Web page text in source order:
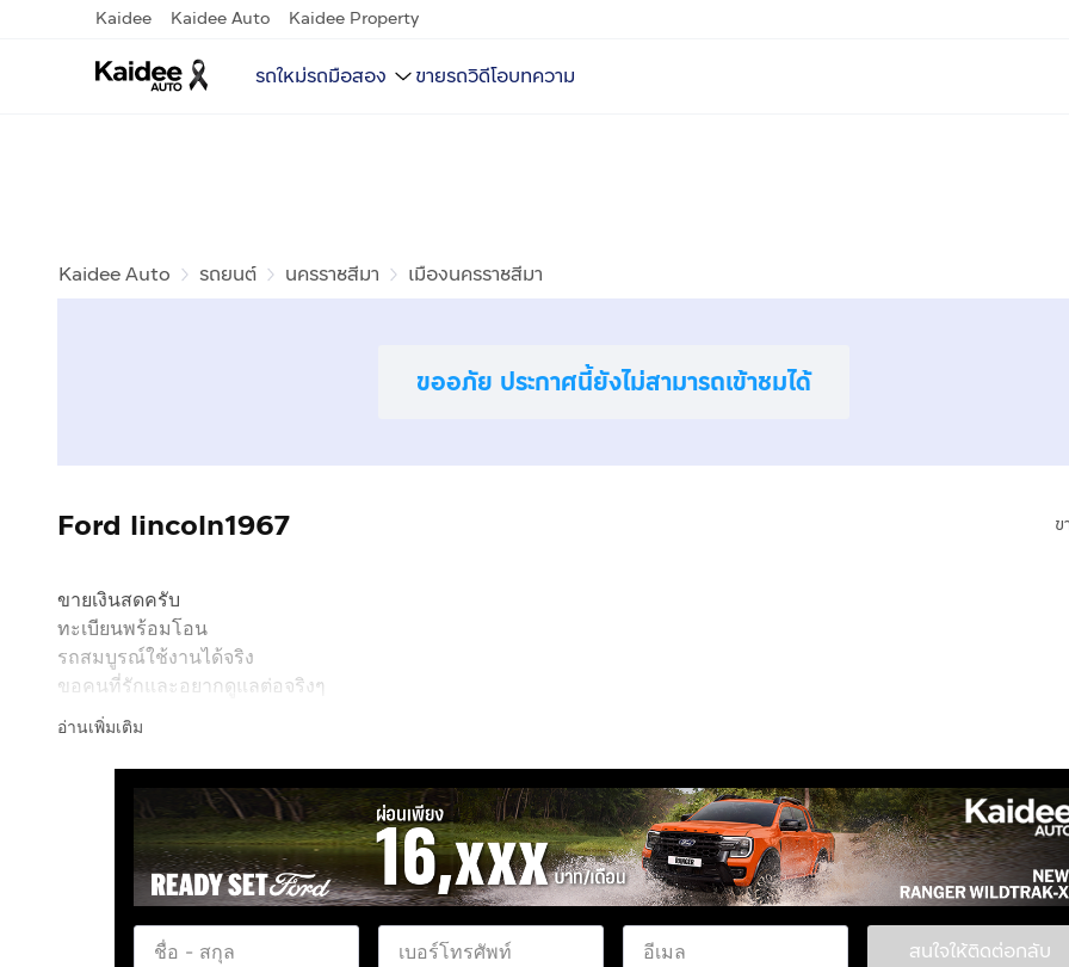
Kaidee Kaidee Auto Kaidee Property
รถใหม่รถมือสอง ขายรถวิดีโอบทความ
Kaidee Auto รถยนต์ นครราชสีมา เมืองนครราชสีมา
ขออภัย ประกาศนี้ยังไม่สามารถเข้าชมได้
ข
Ford lincoln1967
ขายเงินสดครับ
ทะเบียนพร้อมโอน
รถสมบูรณ์ใช้งานได้จริง
ขอคนที่รักและอยากดูแลต่อจริงๆ
ราคาคุยได้ครับ
อ่านเพิ่มเติม
สนใจให้ติดต่อกลับ